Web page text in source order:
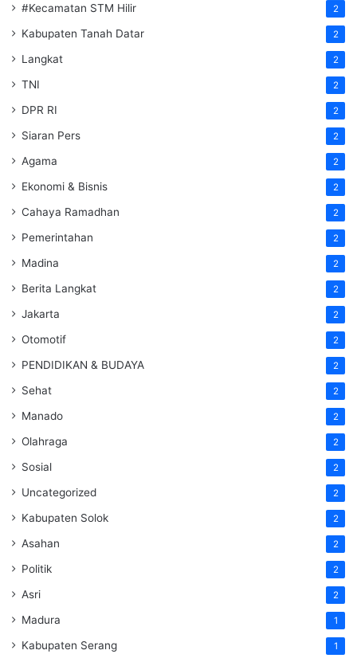
#Kecamatan STM Hilir 2
Kabupaten Tanah Datar 2
Langkat 2
TNI 2
DPR RI 2
Siaran Pers 2
Agama 2
Ekonomi & Bisnis 2
Cahaya Ramadhan 2
Pemerintahan 2
Madina 2
Berita Langkat 2
Jakarta 2
Otomotif 2
PENDIDIKAN & BUDAYA 2
Sehat 2
Manado 2
Olahraga 2
Sosial 2
Uncategorized 2
Kabupaten Solok 2
Asahan 2
Politik 2
Asri 2
Madura 1
Kabupaten Serang 1